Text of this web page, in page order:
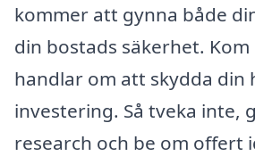
kommer att gynna både
din bostads säkerhet. Kom
handlar om att skydda din
investering. Så tveka inte,
research och be om offert